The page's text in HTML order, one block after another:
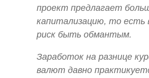
проект предлагает
капитализацию, то есть
риск быть обмантым.
Заработок на разнице
валют давно